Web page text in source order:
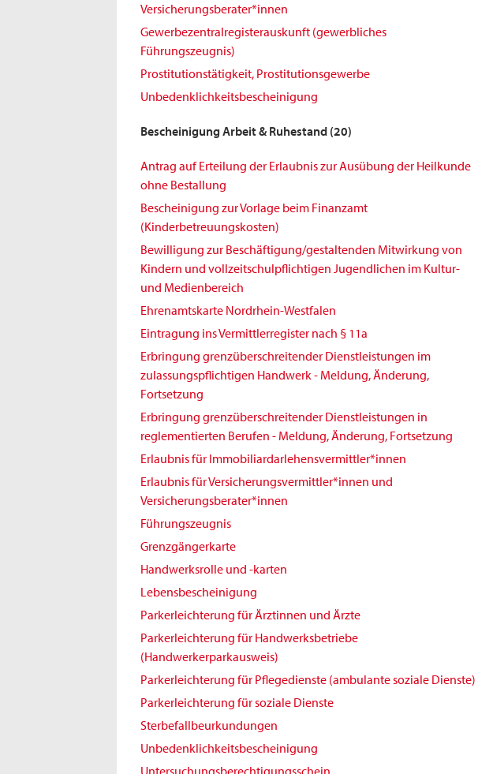
Versicherungsberater*innen
Gewerbezentralregisterauskunft (gewerbliches
Führungszeugnis)
Prostitutionstätigkeit, Prostitutionsgewerbe
Unbedenklichkeitsbescheinigung
Bescheinigung Arbeit & Ruhestand (20)
Antrag auf Erteilung der Erlaubnis zur Ausübung der Heilkunde
ohne Bestallung
Bescheinigung zur Vorlage beim Finanzamt
(Kinderbetreuungskosten)
Bewilligung zur Beschäftigung/gestaltenden Mitwirkung von
Kindern und vollzeitschulpflichtigen Jugendlichen im Kultur-
und Medienbereich
Ehrenamtskarte Nordrhein-Westfalen
Eintragung ins Vermittlerregister nach § 11a
Erbringung grenzüberschreitender Dienstleistungen im
zulassungspflichtigen Handwerk - Meldung, Änderung,
Fortsetzung
Erbringung grenzüberschreitender Dienstleistungen in
reglementierten Berufen - Meldung, Änderung, Fortsetzung
Erlaubnis für Immobiliardarlehensvermittler*innen
Erlaubnis für Versicherungsvermittler*innen und
Versicherungsberater*innen
Führungszeugnis
Grenzgängerkarte
Handwerksrolle und -karten
Lebensbescheinigung
Parkerleichterung für Ärztinnen und Ärzte
Parkerleichterung für Handwerksbetriebe
(Handwerkerparkausweis)
Parkerleichterung für Pflegedienste (ambulante soziale Dienste)
Parkerleichterung für soziale Dienste
Sterbefallbeurkundungen
Unbedenklichkeitsbescheinigung
Untersuchungsberechtigungsschein